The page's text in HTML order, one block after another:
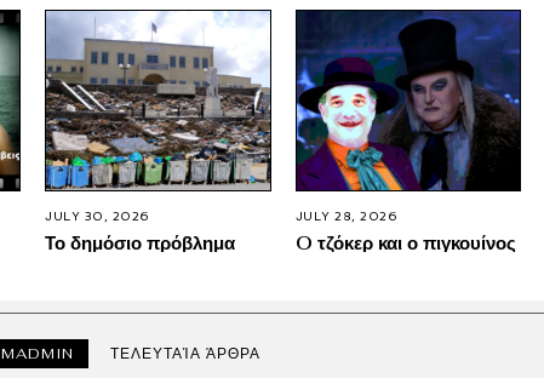
JULY 30, 2026
Το δημόσιο πρόβλημα
JULY 28, 2026
O τζόκερ και ο πιγκουίνος
MADMIN ΤΕΛΕΥΤΑΊΑ ΆΡΘΡΑ